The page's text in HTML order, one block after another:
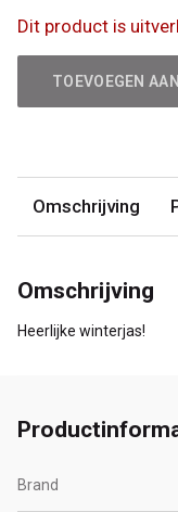
Dit product is
TOEVOEGEN
Omschrijving
Omschrijving
Heerlijke winterjas!
Brand